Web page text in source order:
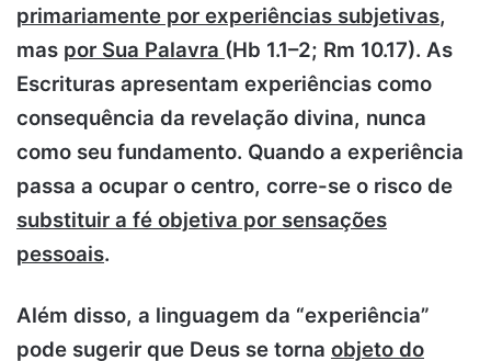
primariamente por experiências subjetivas,
mas por Sua Palavra (Hb 1.1–2; Rm 10.17). As
Escrituras apresentam experiências como
consequência da revelação divina, nunca
como seu fundamento. Quando a experiência
passa a ocupar o centro, corre-se o risco de
substituir a fé objetiva por sensações
pessoais.
Além disso, a linguagem da “experiência”
pode sugerir que Deus se torna objeto do